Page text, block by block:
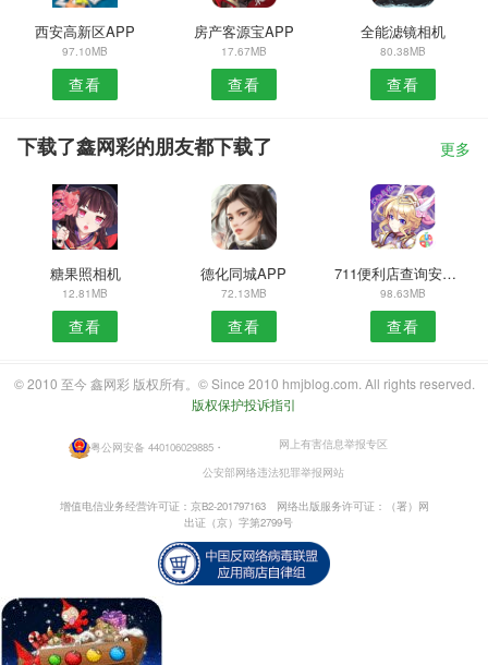
西安高新区APP
97.10MB
查看
房产客源宝APP
17.67MB
查看
全能滤镜相机
80.38MB
查看
下载了鑫网彩的朋友都下载了 更多
糖果照相机
12.81MB
查看
德化同城APP
72.13MB
查看
711便利店查询安卓版
98.63MB
查看
© 2010 至今 鑫网彩 版权所有。© Since 2010 hmjblog.com. All rights reserved.
版权保护投诉指引
粤公网安备 440106029885・
网上有害信息举报专区
公安部网络违法犯罪举报网站
增值电信业务经营许可证：京B2-201797163
网络出版服务许可证：（署）网
出证（京）字第2799号